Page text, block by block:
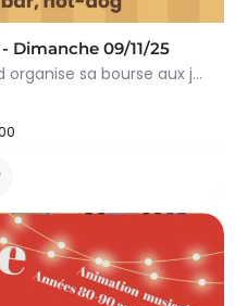
Dimanche 09/11/25
Le Comité des Fêtes de la Reid organise sa bourse aux jouets le dimanche 09/11/2025. Horaire: de 9h00 (8h…